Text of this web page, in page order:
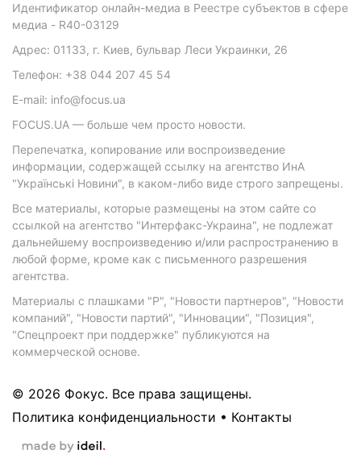
Идентификатор онлайн-медиа в Реестре субъектов в сфере
медиа - R40-03129
Адрес: 01133, г. Киев, бульвар Леси Украинки, 26
Телефон: +38 044 207 45 54
E-mail: info@focus.ua
FOCUS.UA — больше чем просто новости.
Перепечатка, копирование или воспроизведение
информации, содержащей ссылку на агентство ИнА
"Українські Новини", в каком-либо виде строго запрещены.
Все материалы, которые размещены на этом сайте со
ссылкой на агентство "Интерфакс-Украина", не подлежат
дальнейшему воспроизведению и/или распространению в
любой форме, кроме как с письменного разрешения
агентства.
Материалы с плашками "Р", "Новости партнеров", "Новости
компаний", "Новости партий", "Инновации", "Позиция",
"Спецпроект при поддержке" публикуются на
коммерческой основе.
© 2026 Фокус. Все права защищены.
Политика конфиденциальности • Контакты